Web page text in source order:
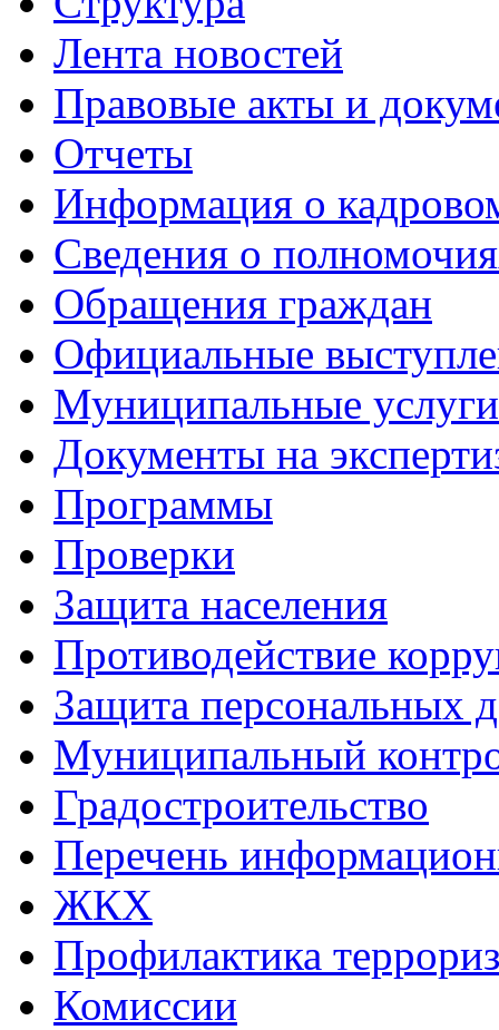
Лента новостей
Правовые акты и
Отчеты
Информация о
Сведения о
Обращения граждан
Официальные
Муниципальные услуги
Документы на
Программы
Проверки
Защита населения
Противодействие
Защита персональных
Муниципальный
Градостроительство
Перечень
ЖКХ
Профилактика
Комиссии